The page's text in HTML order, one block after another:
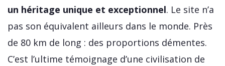
un héritage unique et exceptionnel. Le site n’a
pas son équivalent ailleurs dans le monde. Près
de 80 km de long : des proportions démentes.
C’est l’ultime témoignage d’une civilisation de